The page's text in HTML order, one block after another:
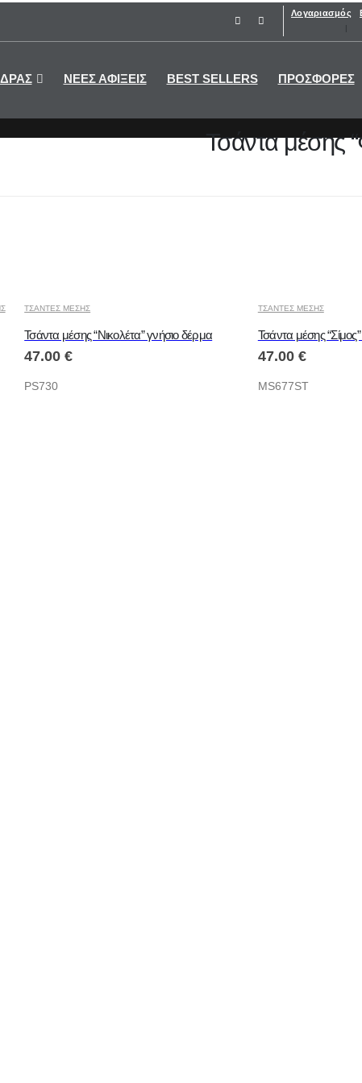
Λογαριασμός
ΝΕΕΣ ΑΦΙΞΕΙΣ BEST SELLERS ΠΡΟΣΦΟΡΕΣ
Τσάντα μέσης
ΤΣΑΝΤΕΣ ΜΕΣΗΣ
Τσάντα μέσης “Νικολέτα” γνήσιο δέρμα
47.00€
PS730
ΤΣΑΝΤΕΣ ΜΕΣΗΣ
Τσάντα μέσης
47.00 €
MS677ST